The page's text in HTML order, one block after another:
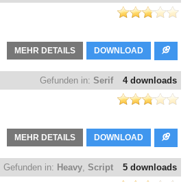
DOWNLOAD
MEHR DETAILS
4 downloads
Gefunden in: Serif
DOWNLOAD
MEHR DETAILS
5 downloads
Gefunden in: Heavy, Script